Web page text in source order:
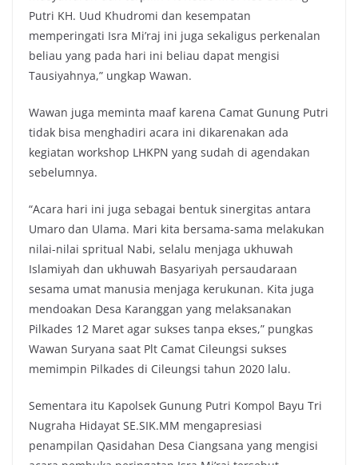
Putri KH. Uud Khudromi dan kesempatan
memperingati Isra Mi’raj ini juga sekaligus perkenalan
beliau yang pada hari ini beliau dapat mengisi
Tausiyahnya,” ungkap Wawan.
Wawan juga meminta maaf karena Camat Gunung Putri
tidak bisa menghadiri acara ini dikarenakan ada
kegiatan workshop LHKPN yang sudah di agendakan
sebelumnya.
“Acara hari ini juga sebagai bentuk sinergitas antara
Umaro dan Ulama. Mari kita bersama-sama melakukan
nilai-nilai spritual Nabi, selalu menjaga ukhuwah
Islamiyah dan ukhuwah Basyariyah persaudaraan
sesama umat manusia menjaga kerukunan. Kita juga
mendoakan Desa Karanggan yang melaksanakan
Pilkades 12 Maret agar sukses tanpa ekses,” pungkas
Wawan Suryana saat Plt Camat Cileungsi sukses
memimpin Pilkades di Cileungsi tahun 2020 lalu.
Sementara itu Kapolsek Gunung Putri Kompol Bayu Tri
Nugraha Hidayat SE.SIK.MM mengapresiasi
penampilan Qasidahan Desa Ciangsana yang mengisi